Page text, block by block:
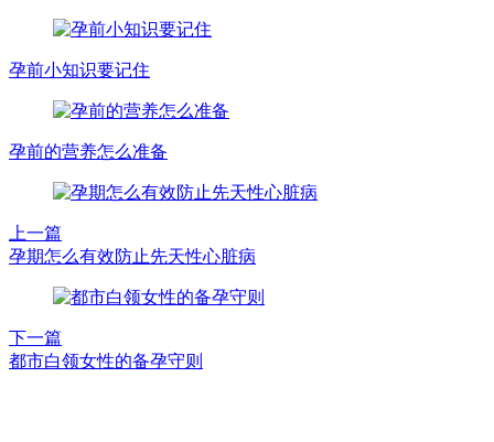
孕前小知识要记住
孕前的营养怎么准备
上一篇
孕期怎么有效防止先天性心脏病
下一篇
都市白领女性的备孕守则